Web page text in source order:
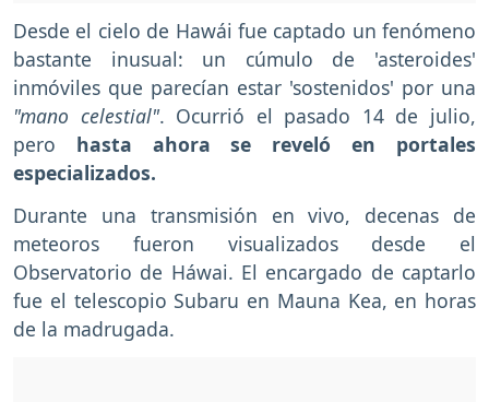
Desde el cielo de Hawái fue captado un fenómeno
bastante inusual: un cúmulo de 'asteroides'
inmóviles que parecían estar 'sostenidos' por una
"mano celestial". Ocurrió el pasado 14 de julio,
pero hasta ahora se reveló en portales
especializados.
Durante una transmisión en vivo, decenas de
meteoros fueron visualizados desde el
Observatorio de Háwai. El encargado de captarlo
fue el telescopio Subaru en Mauna Kea, en horas
de la madrugada.